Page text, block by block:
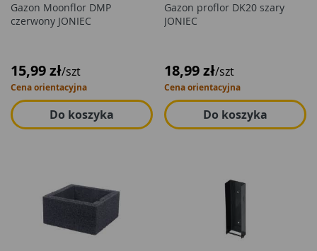
Gazon Moonflor DMP
czerwony JONIEC
15,99 zł/szt
Cena orientacyjna
Do koszyka
Gazon proflor DK20 szary
JONIEC
18,99 zł/szt
Cena orientacyjna
Do koszyka